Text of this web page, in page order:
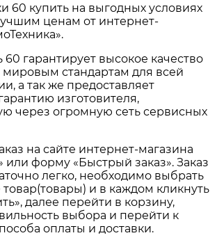
60 купить на выгодных условиях
ценам от интернет-
гарантирует высокое качество
мировым стандартам для всей
а так же предоставляет
изготовителя,
через огромную сеть сервисных
на сайте интернет-магазина
или форму «Быстрый заказ». Заказ
легко, необходимо выбрать
и в каждом кликнуть
далее перейти в корзину,
выбора и перейти к
оплаты и доставки.